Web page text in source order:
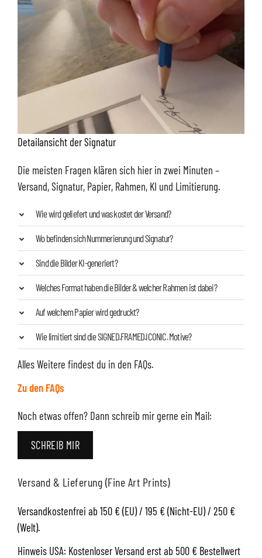
Detailansicht der Signatur
Die meisten Fragen klären sich hier in zwei Minuten –
Versand, Signatur, Papier, Rahmen, KI und Limitierung.
Wie wird geliefert und was kostet der Versand?
Wo befinden sich Nummerierung und Signatur?
Sind die Bilder KI-generiert?
Welches Format haben die Bilder & welcher Rahmen ist dabei?
Auf welchem Papier wird gedruckt?
Wie limitiert sind die SIGNED.FRAMED.ICONIC. Motive?
Alles Weitere findest du in den FAQs.
Zu den FAQs
Noch etwas offen? Dann schreib mir gerne ein Mail:
SCHREIB MIR
Versand & Lieferung (Fine Art Prints)
Versandkostenfrei ab 150 € (EU) / 195 € (Nicht-EU) / 250 €
(Welt).
Hinweis USA: Kostenloser Versand erst ab 500 € Bestellwert